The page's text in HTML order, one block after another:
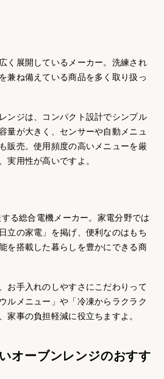
く展開しているメーカー。洗練され
兼ね備えている商品を多く取り扱っ
ンジは、コンパクト設計でシンプル
量が大きく、センサーや自動メニュ
販売。使用頻度の高いメニューを厳
実用性が高いですよ。
る総合電機メーカー。家電分野では
立の家電」を掲げ、便利なのはもち
を搭載した暮らしを豊かにできる商
お手入れのしやすさにこだわりって
ルメニュー」や「冷凍からラクラク
家事の負担軽減に役立ちますよ。
オーブンレンジのおすす